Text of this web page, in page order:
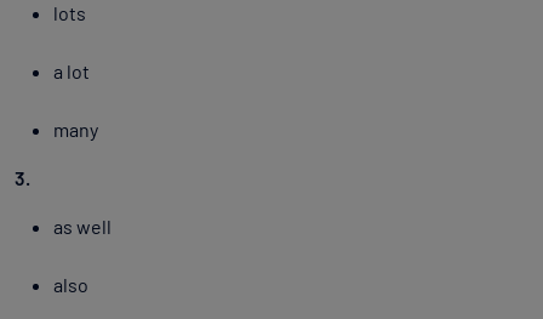
lots
a lot
many
3.
as well
also